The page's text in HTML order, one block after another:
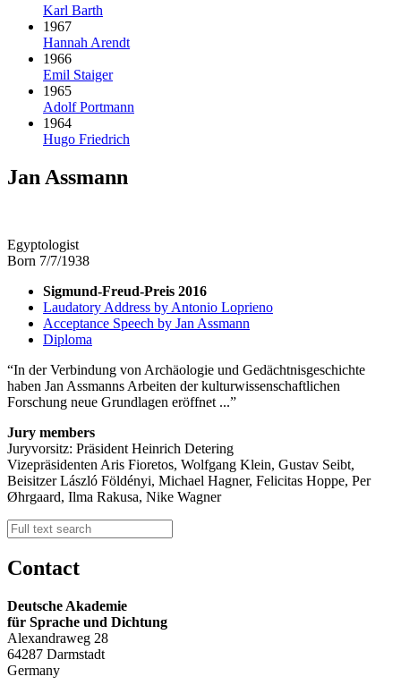
Karl Barth
1967
Hannah Arendt
1966
Emil Staiger
1965
Adolf Portmann
1964
Hugo Friedrich
Jan Assmann
Egyptologist
Born 7/7/1938
Sigmund-Freud-Preis 2016
Laudatory Address by Antonio Loprieno
Acceptance Speech by Jan Assmann
Diploma
In der Verbindung von Archäologie und Gedächtnisgeschichte
haben Jan Assmanns Arbeiten der kulturwissenschaftlichen
Forschung neue Grundlagen eröffnet ...
Jury members
Juryvorsitz: Präsident Heinrich Detering
Vizepräsidenten Aris Fioretos, Wolfgang Klein, Gustav Seibt,
Beisitzer László Földényi, Michael Hagner, Felicitas Hoppe, Per
Øhrgaard, Ilma Rakusa, Nike Wagner
Contact
Deutsche Akademie
für Sprache und Dichtung
Alexandraweg 28
64287 Darmstadt
Germany